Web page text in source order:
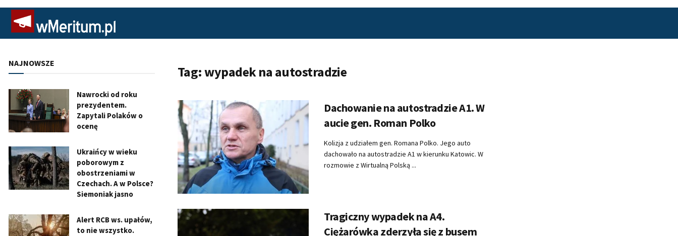
Tag:wypadek na autostradzie
Dachowanie na autostradzie A1. W
aucie gen. Roman Polko
Kolizja z udziałem gen. Romana Polko. Jego auto
dachowało na autostradzie A1 w kierunku Katowic. W
rozmowie z Wirtualną Polską ...
Tragiczny wypadek na A4.
Ciężarówka zderzyła się z busem
NAJNOWSZE
Nawrocki od roku
prezydentem.
Zapytali Polaków o
ocenę
Ukraińcy w wieku
poborowym z
obostrzeniami w
Czechach. A w Polsce?
Siemoniak jasno
Alert RCB ws. upałów,
to nie wszystko.